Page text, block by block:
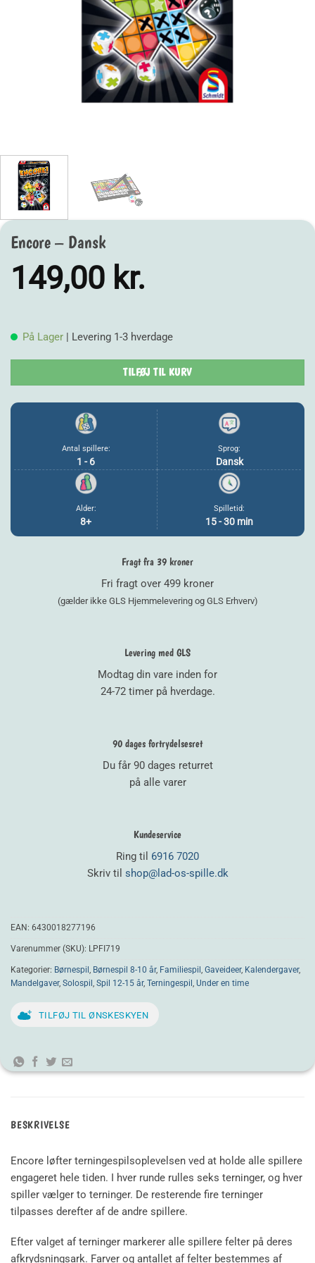
Encore – Dansk
149,00 kr.
På Lager | Levering 1-3 hverdage
TILFØJ TIL KURV
Antal spillere:
1 - 6
Sprog:
Dansk
Alder:
8+
Spilletid:
15 - 30 min
Fragt fra 39 kroner
Fri fragt over 499 kroner
(gælder ikke GLS Hjemmelevering og GLS Erhverv)
Levering med GLS
Modtag din vare inden for
24-72 timer på hverdage.
90 dages fortrydelsesret
Du får 90 dages returret
på alle varer
Kundeservice
Ring til 6916 7020
Skriv til shop@lad-os-spille.dk
EAN: 6430018277196
Varenummer (SKU): LPFI719
Kategorier: Børnespil Børnespil 8-10 år, Familiespil Gaveideer, Kalendergaver,
Mandelgaver, Solospil Spil 12-15 år, Terningespil Under en time
TILFØJ TIL ØNSKESKYEN
BESKRIVELSE
Encore løfter terningespilsoplevelsen ved at holde alle spillere
engageret hele tiden. I hver runde rulles seks terninger, og hver
spiller vælger to terninger. De resterende fire terninger
tilpasses derefter af de andre spillere.
Efter valget af terninger markerer alle spillere felter på deres
afkrydsningsark. Farver og antallet af felter bestemmes af